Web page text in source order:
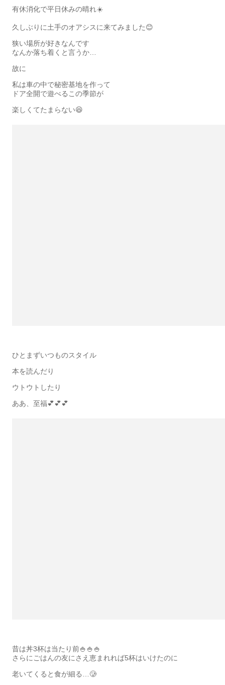
有休消化で平日休みの晴れ☀️
久しぶりに土手のオアシスに来てみました😊
狭い場所が好きなんです
なんか落ち着くと言うか…
故に
私は車の中で秘密基地を作って
ドア全開で遊べるこの季節が
楽しくてたまらない😆
ひとまずいつものスタイル
本を読んだり
ウトウトしたり
ああ、至福💕💕💕
昔は丼3杯は当たり前🍚🍚🍚
さらにごはんの友にさえ恵まれれば5杯はいけたのに
老いてくると食が細る…🥲